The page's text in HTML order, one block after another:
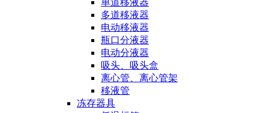
多道移液器
电动移液器
瓶口分液器
电动分液器
吸头、吸头盒
离心管、离心管架
移液管
冻存器具